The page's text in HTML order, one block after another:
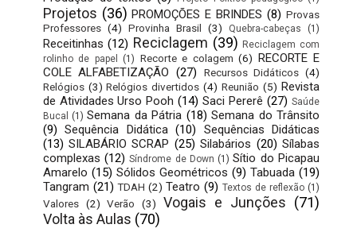
Projetos (36) PROMOÇÕES E BRINDES (8) Provas
Professores (4) Provinha Brasil (3) Quebra-cabeças (1)
Receitinhas (12) Reciclagem (39) Reciclagem com
rolinho de papel
(1) Recorte e colagem (6) RECORTE E
COLE ALFABETIZAÇÃO (27) Recursos Didáticos (4)
Relógios (3) Relógios divertidos (4) Reunião (5) Revista
de Atividades Urso Pooh (14) Saci Pererê (27) Saúde
Bucal
(1) Semana da Pátria (18) Semana do Trânsito
(9) Sequência Didática (10)
Sequências Didáticas
(13) SILABÁRIO SCRAP (25) Silabários (20) Sílabas
complexas (12) Síndrome de Down (1) Sítio do Picapau
Amarelo (15) Sólidos Geométricos (9) Tabuada (19)
Tangram (21) TDAH (2) Teatro (9) Textos de reflexão (1)
Valores (2) Verão (3) Vogais e Junções (71)
Volta às Aulas (70)